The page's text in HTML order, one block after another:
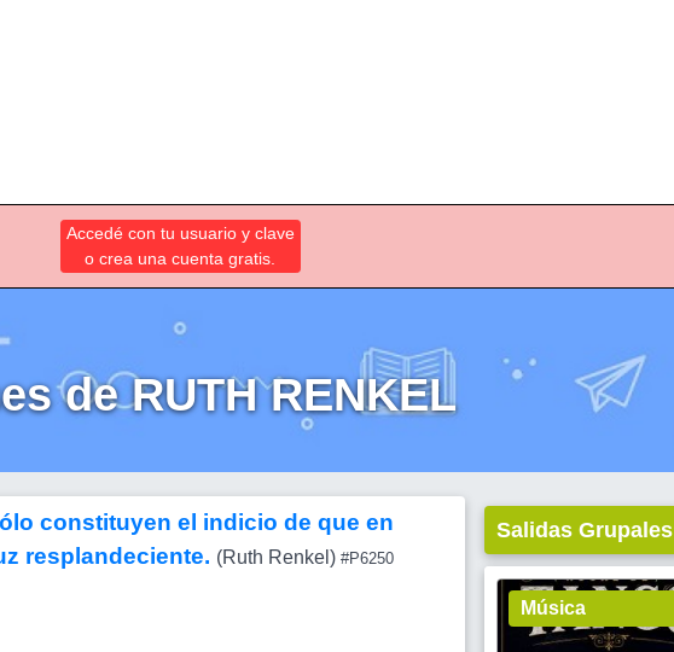
Accedé con tu usuario y clave
o crea una cuenta gratis.
de RUTH RENKEL
constituyen el indicio de que en
resplandeciente. (Ruth Renkel) #P6250
Salidas Grupales
Música